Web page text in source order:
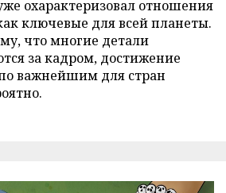
охарактеризовал отношения
ключевые для всей планеты.
что многие детали
за кадром, достижение
важнейшим для стран